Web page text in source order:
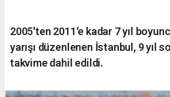
2005'ten 2011'e kadar 7 yıl
yarışı düzenlenen İstanbul, 9 yıl
takvime dahil edildi.